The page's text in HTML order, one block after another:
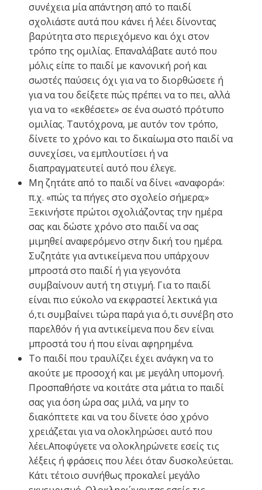
συνέχεια μία απάντηση από το παιδί
σχολιάστε αυτά που κάνει ή λέει δίνοντας
βαρύτητα στο περιεχόμενο και όχι στον
τρόπο της ομιλίας. Επαναλάβατε αυτό που
μόλις είπε το παιδί με κανονική ροή και
σωστές παύσεις όχι για να το διορθώσετε ή
για να του δείξετε πώς πρέπει να το πει, αλλά
για να το «εκθέσετε» σε ένα σωστό πρότυπο
ομιλίας. Ταυτόχρονα, με αυτόν τον τρόπο,
δίνετε το χρόνο και το δικαίωμα στο παιδί να
συνεχίσει, να εμπλουτίσει ή να
διαπραγματευτεί αυτό που έλεγε.
Μη ζητάτε από το παιδί να δίνει «αναφορά»:
π.χ. «πώς τα πήγες στο σχολείο σήμερα;»
Ξεκινήστε πρώτοι σχολιάζοντας την ημέρα
σας και δώστε χρόνο στο παιδί να σας
μιμηθεί αναφερόμενο στην δική του ημέρα.
Συζητάτε για αντικείμενα που υπάρχουν
μπροστά στο παιδί ή για γεγονότα
συμβαίνουν αυτή τη στιγμή. Για το παιδί
είναι πιο εύκολο να εκφραστεί λεκτικά για
ό,τι συμβαίνει τώρα παρά για ό,τι συνέβη στο
παρελθόν ή για αντικείμενα που δεν είναι
μπροστά του ή που είναι αφηρημένα.
Το παιδί που τραυλίζει έχει ανάγκη να το
ακούτε με προσοχή και με μεγάλη υπομονή.
Προσπαθήστε να κοιτάτε στα μάτια το παιδί
σας για όση ώρα σας μιλά, να μην το
διακόπτετε και να του δίνετε όσο χρόνο
χρειάζεται για να ολοκληρώσει αυτό που
λέει.Αποφύγετε να ολοκληρώνετε εσείς τις
λέξεις ή φράσεις που λέει όταν δυσκολεύεται.
Κάτι τέτοιο συνήθως προκαλεί μεγάλο